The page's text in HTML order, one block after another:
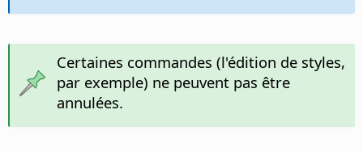
Certaines commandes (l'édition de styles,
par exemple) ne peuvent pas être
annulées.